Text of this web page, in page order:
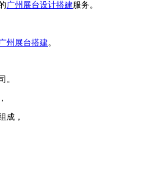
广州展台设计搭建服务。
州展台搭建。
。
成，